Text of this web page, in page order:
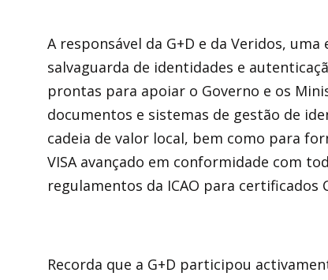
A responsável da G+D e da Veridos,
salvaguarda de identidades e
prontas para apoiar o Governo e os
documentos e sistemas de gestão de
cadeia de valor local, bem como para
VISA avançado em conformidade com
regulamentos da ICAO para certificados
Recorda que a G+D participou